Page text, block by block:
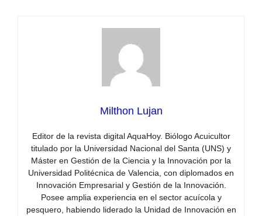
Milthon Lujan
Editor de la revista digital AquaHoy. Biólogo Acuicultor
titulado por la Universidad Nacional del Santa (UNS) y
Máster en Gestión de la Ciencia y la Innovación por la
Universidad Politécnica de Valencia, con diplomados en
Innovación Empresarial y Gestión de la Innovación.
Posee amplia experiencia en el sector acuícola y
pesquero, habiendo liderado la Unidad de Innovación en